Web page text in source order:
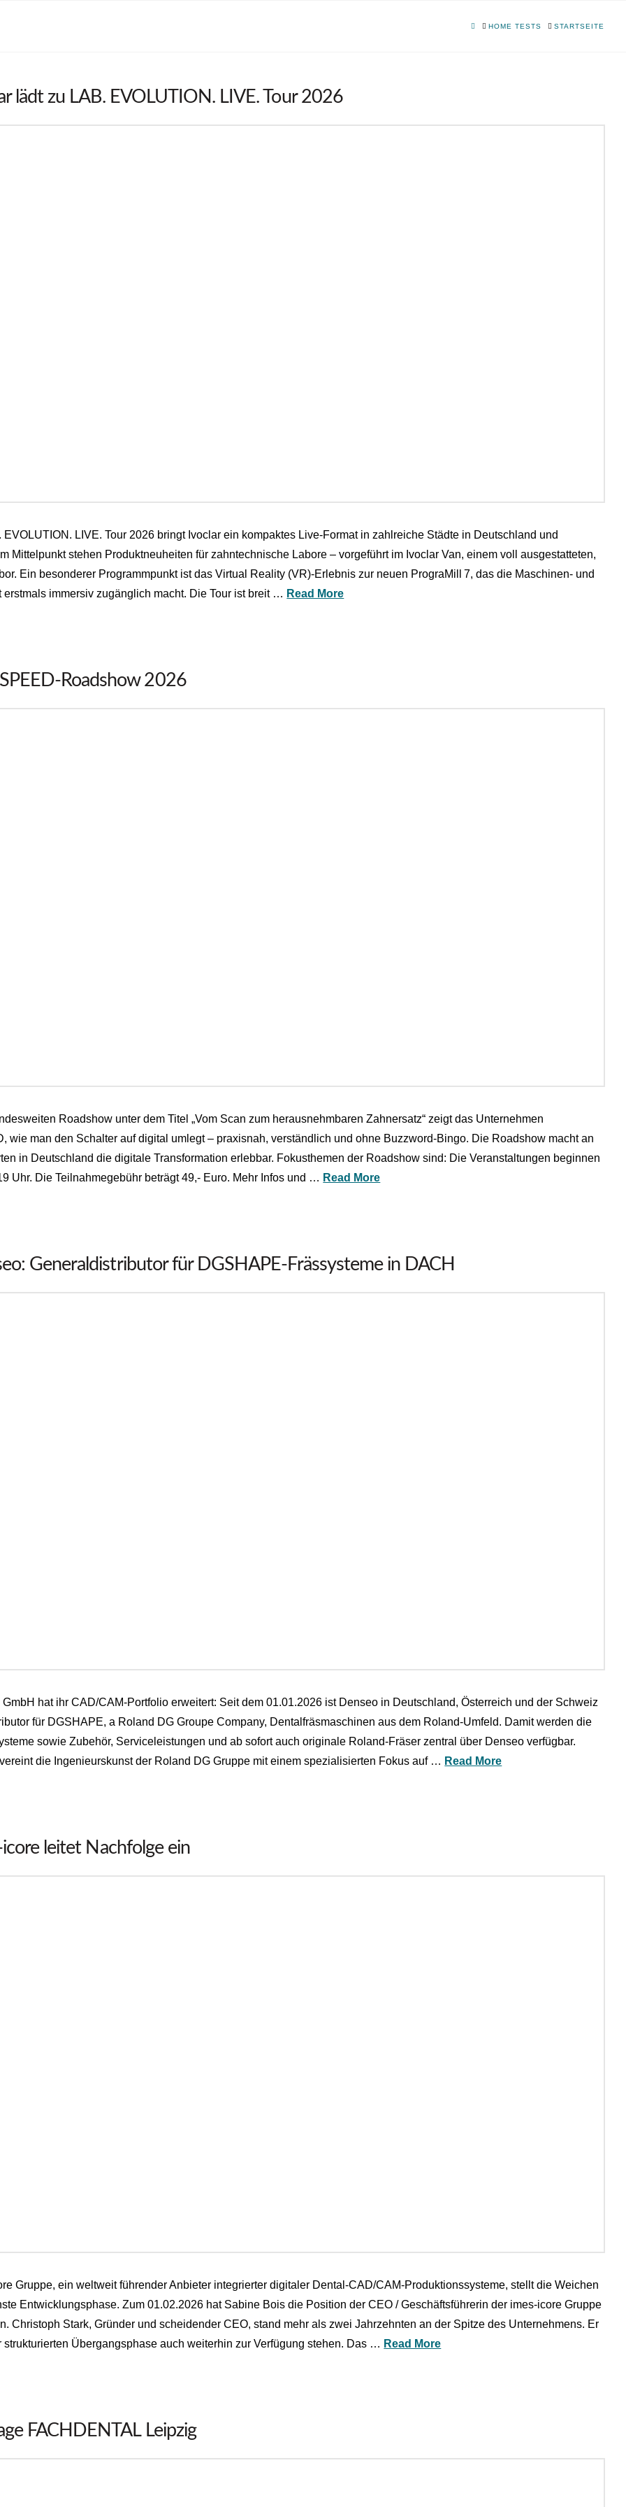
HOMEHOME TESTS STARTSEITE
lädt zu LAB. EVOLUTION. LIVE. Tour 2026
EVOLUTION. LIVE. Tour 2026 bringt Ivoclar ein kompaktes Live‑Format in zahlreiche Städte in Deutschland und
Mittelpunkt stehen Produktneuheiten für zahntechnische Labore – vorgeführt im Ivoclar Van, einem voll ausgestatteten,
Ein besonderer Programmpunkt ist das Virtual Reality (VR)‑Erlebnis zur neuen PrograMill 7, das die Maschinen‑ und
erstmals immersiv zugänglich macht. Die Tour ist breit … Read More
Roadshow 2026
Roadshow unter dem Titel „Vom Scan zum herausnehmbaren Zahnersatz“ zeigt das Unternehmen
wie man den Schalter auf digital umlegt – praxisnah, verständlich und ohne Buzzword-Bingo. Die Roadshow macht an
in Deutschland die digitale Transformation erlebbar. Fokusthemen der Roadshow sind: Die Veranstaltungen beginnen
Uhr. Die Teilnahmegebühr beträgt 49,- Euro. Mehr Infos und … Read More
Generaldistributor für DGSHAPE-Frässysteme in DACH
hat ihr CAD/CAM-Portfolio erweitert: Seit dem 01.01.2026 ist Denseo in Deutschland, Österreich und der Schweiz
für DGSHAPE, a Roland DG Groupe Company, Dentalfräsmaschinen aus dem Roland-Umfeld. Damit werden die
sowie Zubehör, Serviceleistungen und ab sofort auch originale Roland-Fräser zentral über Denseo verfügbar.
die Ingenieurskunst der Roland DG Gruppe mit einem spezialisierten Fokus auf … Read More
leitet Nachfolge ein
Gruppe, ein weltweit führender Anbieter integrierter digitaler Dental-CAD/CAM-Produktionssysteme, stellt die Weichen
Entwicklungsphase. Zum 01.02.2026 hat Sabine Bois die Position der CEO / Geschäftsführerin der imes-icore Gruppe
Christoph Stark, Gründer und scheidender CEO, stand mehr als zwei Jahrzehnten an der Spitze des Unternehmens. Er
strukturierten Übergangsphase auch weiterhin zur Verfügung stehen. Das … Read More
FACHDENTAL Leipzig